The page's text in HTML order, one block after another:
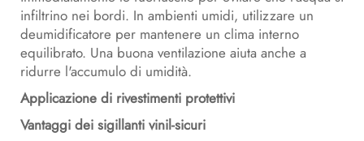
infiltrino nei bordi. In ambienti umidi, utilizzare un
deumidificatore per mantenere un clima interno
equilibrato. Una buona ventilazione aiuta anche a
ridurre l'accumulo di umidità.
Applicazione di rivestimenti protettivi
Vantaggi dei sigillanti vinil-sicuri